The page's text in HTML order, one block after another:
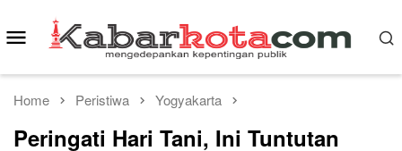
to
content
Mobile
Menu
Home Peristiwa Yogyakarta
Peringati Hari Tani, Ini Tuntutan